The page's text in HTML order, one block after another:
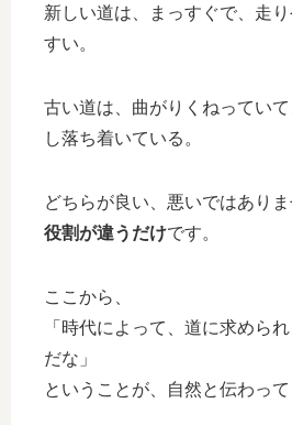
新しい道は、まっすぐで、走
すい。
古い道は、曲がりくねってい
し落ち着いている。
どちらが良い、悪いではありま
役割が違うだけです。
ここから、
「時代によって、道に求めら
だな」
ということが、自然と伝わって